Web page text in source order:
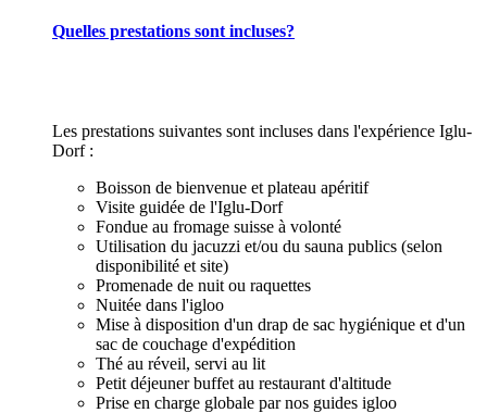
Quelles prestations sont incluses?
Les prestations suivantes sont incluses dans l'expérience Iglu-
Dorf :
Boisson de bienvenue et plateau apéritif
Visite guidée de l'Iglu-Dorf
Fondue au fromage suisse à volonté
Utilisation du jacuzzi et/ou du sauna publics (selon
disponibilité et site)
Promenade de nuit ou raquettes
Nuitée dans l'igloo
Mise à disposition d'un drap de sac hygiénique et d'un
sac de couchage d'expédition
Thé au réveil, servi au lit
Petit déjeuner buffet au restaurant d'altitude
Prise en charge globale par nos guides igloo